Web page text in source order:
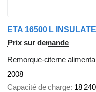
ETA 16500 L
Prix sur demande
Remorque-citerne
2008
Capacité de charge 18